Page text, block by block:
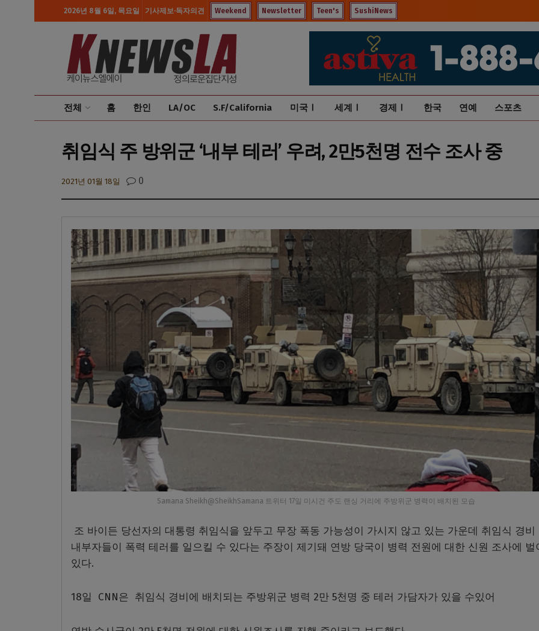
2026년 8월 6일, 목요일 기사제보·독자의견 Weekend Newsletter Teen's SushiNews
전체 홈 한인 LA/OC S.F/California 미국Ⅰ 세계Ⅰ 경제Ⅰ 한국 연예 스포츠
취임식 주 방위군 ‘내부 테러’ 우려, 2만5천명 전수 조사 중
2021년 01월 18일 0
Samana Sheikh@SheikhSamana 트위터 17일 미시건 주도 랜싱 거리에 주방위군 병력이 배치된 모습
조 바이든 당선자의 대통령 취임식을 앞두고 무장 폭동 가능성이 가시지 않고 있는 가운데 취임식 경비
내부자들이 폭력 테러를 일으킬 수 있다는 주장이 제기돼 연방 당국이 병력 전원에 대한 신원 조사에 벌
있다.
18일 CNN은 취임식 경비에 배치되는 주방위군 병력 2만 5천명 중 테러 가담자가 있을 수있어